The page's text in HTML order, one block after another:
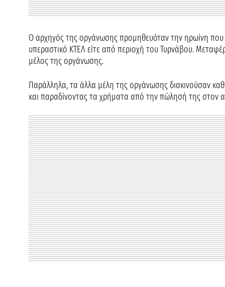
Ο αρχηγός της οργάνωσης προμηθευόταν την ηρωίνη
υπεραστικό ΚΤΕΛ είτε από περιοχή του Τυρνάβου.
μέλος της οργάνωσης.
Παράλληλα, τα άλλα μέλη της οργάνωσης διακινούσαν
και παραδίνοντας τα χρήματα από την πώλησή της στον